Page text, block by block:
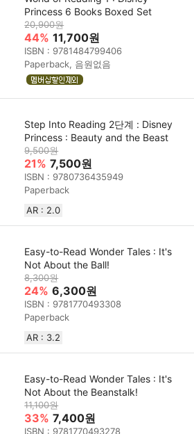
Princess 6 Books Boxed Set
20,900원
44% 11,700원
ISBN : 9781484799406
Paperback, 음원없음
Step Into Reading 2단계 : Disney
Princess : Beauty and the Beast
9,500원
21% 7,500원
ISBN : 9780736435949
Paperback
AR : 2.0
Easy-to-Read Wonder Tales : It's
Not About the Ball!
8,300원
24% 6,300원
ISBN : 9781770493308
Paperback
AR : 3.2
Easy-to-Read Wonder Tales : It's
Not About the Beanstalk!
11,100원
33% 7,400원
ISBN : 9781770493278